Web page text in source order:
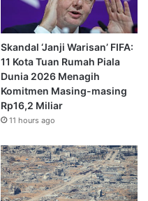
Skandal ‘Janji Warisan’ FIFA:
11 Kota Tuan Rumah Piala
Dunia 2026 Menagih
Komitmen Masing-masing
Rp16,2 Miliar
11 hours ago